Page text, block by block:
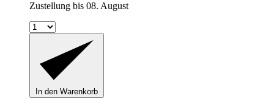
Zustellung bis 08. August
In den Warenkorb